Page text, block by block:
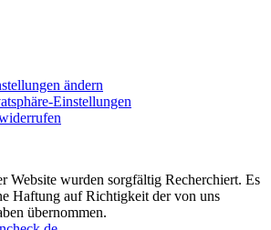
ändern
Einstellungen
Website wurden sorgfältig Recherchiert. Es
Haftung auf Richtigkeit der von uns
übernommen.